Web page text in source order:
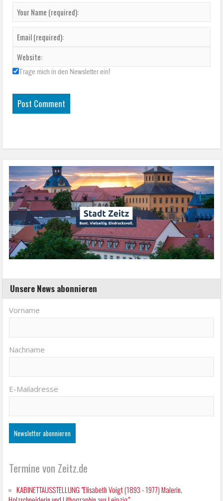
Trage mich in den Newsletter ein!
Unsere News abonnieren
Termine von Zeitz.de
Holzschneiderin und Lithographin aus Leipzig"